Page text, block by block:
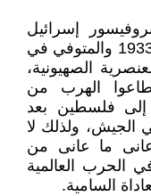
إسرائيل
شاحاك (المولود في بولونيا في العام 1933 والمتوفي في
بخصوص العنصرية الصهيونية،
الهرب من
إلى فلسطين بعد
الجيش، ولذلك لا
ما عانى من
الحرب العالمية
السامية.